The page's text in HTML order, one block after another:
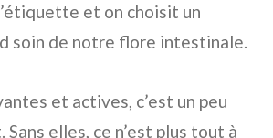
et on choisit un
soin de notre flore intestinale.
et actives, c’est un peu
Sans elles, ce n’est plus tout à